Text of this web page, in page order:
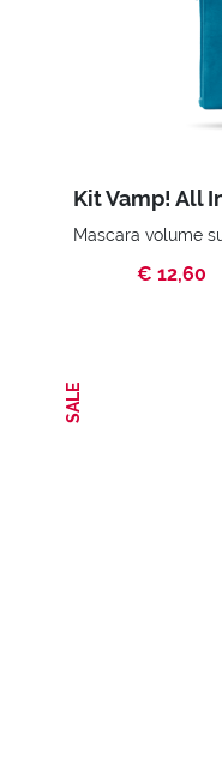
€ 12,60
SALE